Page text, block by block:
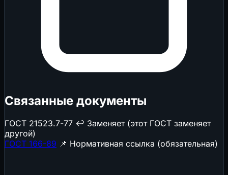
Связанные документы
ГОСТ 21523.7-77 ↩️ Заменяет (этот ГОСТ заменяет
другой)
ГОСТ 166-89 📌 Нормативная ссылка (обязательная)